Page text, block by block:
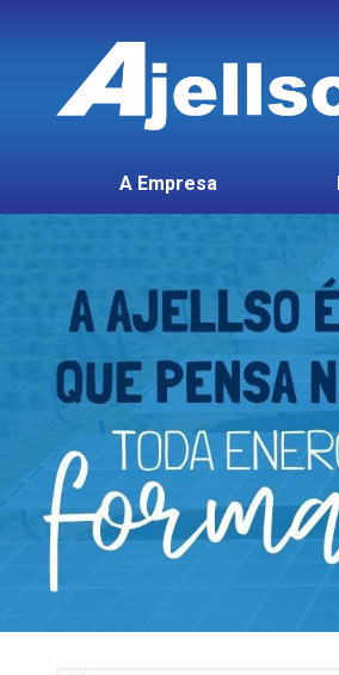
A Empresa